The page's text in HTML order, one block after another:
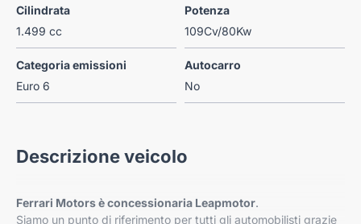
Cilindrata
1.499 cc
Potenza
109Cv/80Kw
Categoria emissioni
Euro 6
Autocarro
No
Descrizione veicolo
Ferrari Motors è concessionaria Leapmotor.
Siamo un punto di riferimento per tutti gli automobilisti grazie